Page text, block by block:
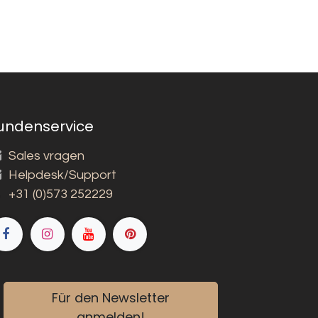
Sales vragen
Helpdesk/Support
+31 (0)573 252229
Für den Newsletter